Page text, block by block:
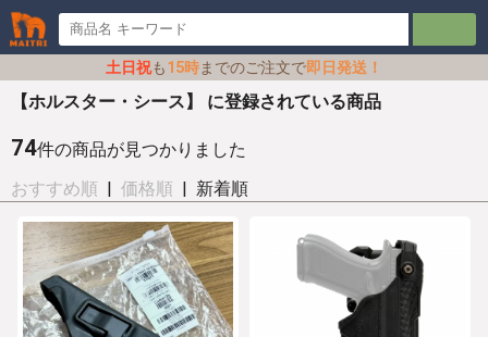
土日祝も15時までのご注文で即日発送！
【ホルスター・シース】 に登録されている商品
74件の商品が見つかりました
おすすめ順 | 価格順 | 新着順